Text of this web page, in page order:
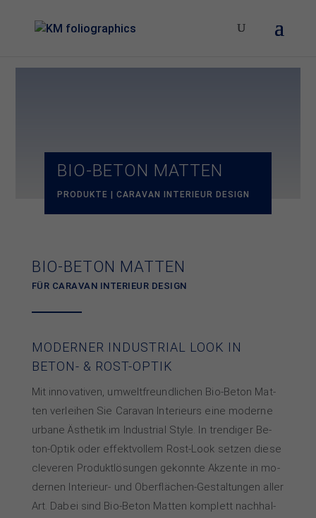
BIO-BETON MATTEN
PRODUKTE | CARAVAN INTERIEUR DESIGN
BIO-BETON MATTEN
FÜR CARAVAN INTERIEUR DESIGN
MODERNER INDUSTRIAL LOOK IN
BETON- & ROST-OPTIK
Mit innovativen, um­welt­freund­li­chen Bio-Be­ton Mat­
ten ver­lei­hen Sie Caravan In­te­rieurs eine moderne
ur­ba­ne Äs­the­tik im In­dus­trial Style. In tren­di­ger Be­
ton-Op­tik oder ef­fekt­vol­lem Rost-­Look set­zen die­se
cle­ve­ren Pro­dukt­lö­sun­gen ge­konn­te Ak­zen­te in mo­
der­nen Interieur- und Ober­flä­chen-Ge­stal­tun­gen al­ler
Art. Da­bei sind Bio-Be­ton Mat­ten kom­plett nach­hal­